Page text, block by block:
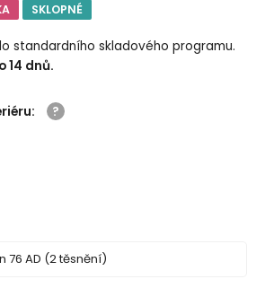
SKLOPNÉ
standardního skladového programu.
14 dnů.
:
76 AD (2 těsnění)